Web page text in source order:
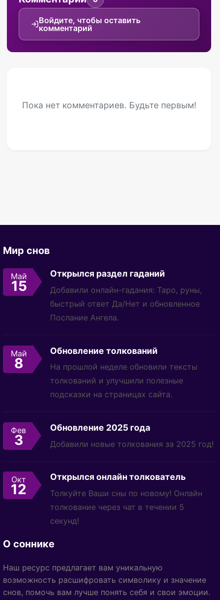
Войдите, чтобы оставить
комментарий
Пока нет комментариев. Будьте первым!
Мир снов
Май
15
Открылся раздел гаданий
Добавили онлайн-гадания: Таро, руны,
быстрый ответ Да/Нет и обновленное
Послание Ангела.
Май
8
Обновление толкований
На прошлой неделе обновили тексты
толкований и улучшили полезные
подсказки на страницах сайта.
Фев
3
Обновление 2025 года
Добавили новые толкования за 2025 год!
Окт
12
Открылся онлайн толкователь
Толкуйте Ваши сны по новому! Онлайн
толкование через чат в течении 5
секунд!
О соннике
Наш ресурс предлагает вам уникальную
возможность расшифровать символику и значение
снов, помочь вам лучше понять себя и свои эмоции.